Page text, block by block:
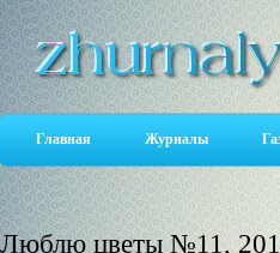
Главная Журналы
Люблю цветы №11,